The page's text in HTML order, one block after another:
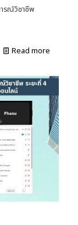
รณ์วิชาชีพ
Read more